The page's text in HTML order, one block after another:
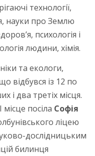
технології,
науки про Землю
психологія і
людини, хімія.
та екологи,
відбувся із 12 по
і два третіх місця.
посіла Софія
ліцею
дослідницьким
билинця